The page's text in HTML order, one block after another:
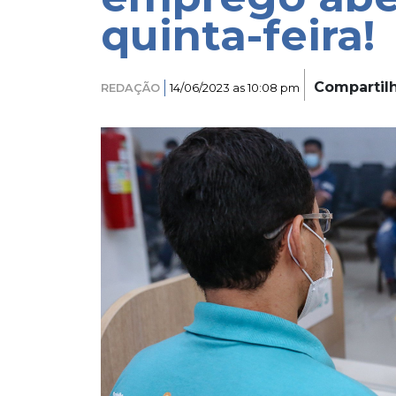
quinta-feira!
REDAÇÃO 14/06/2023 as 10:08 pm